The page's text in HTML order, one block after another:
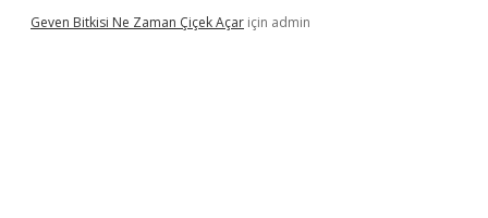
Geven Bitkisi Ne Zaman Çiçek Açar için admin